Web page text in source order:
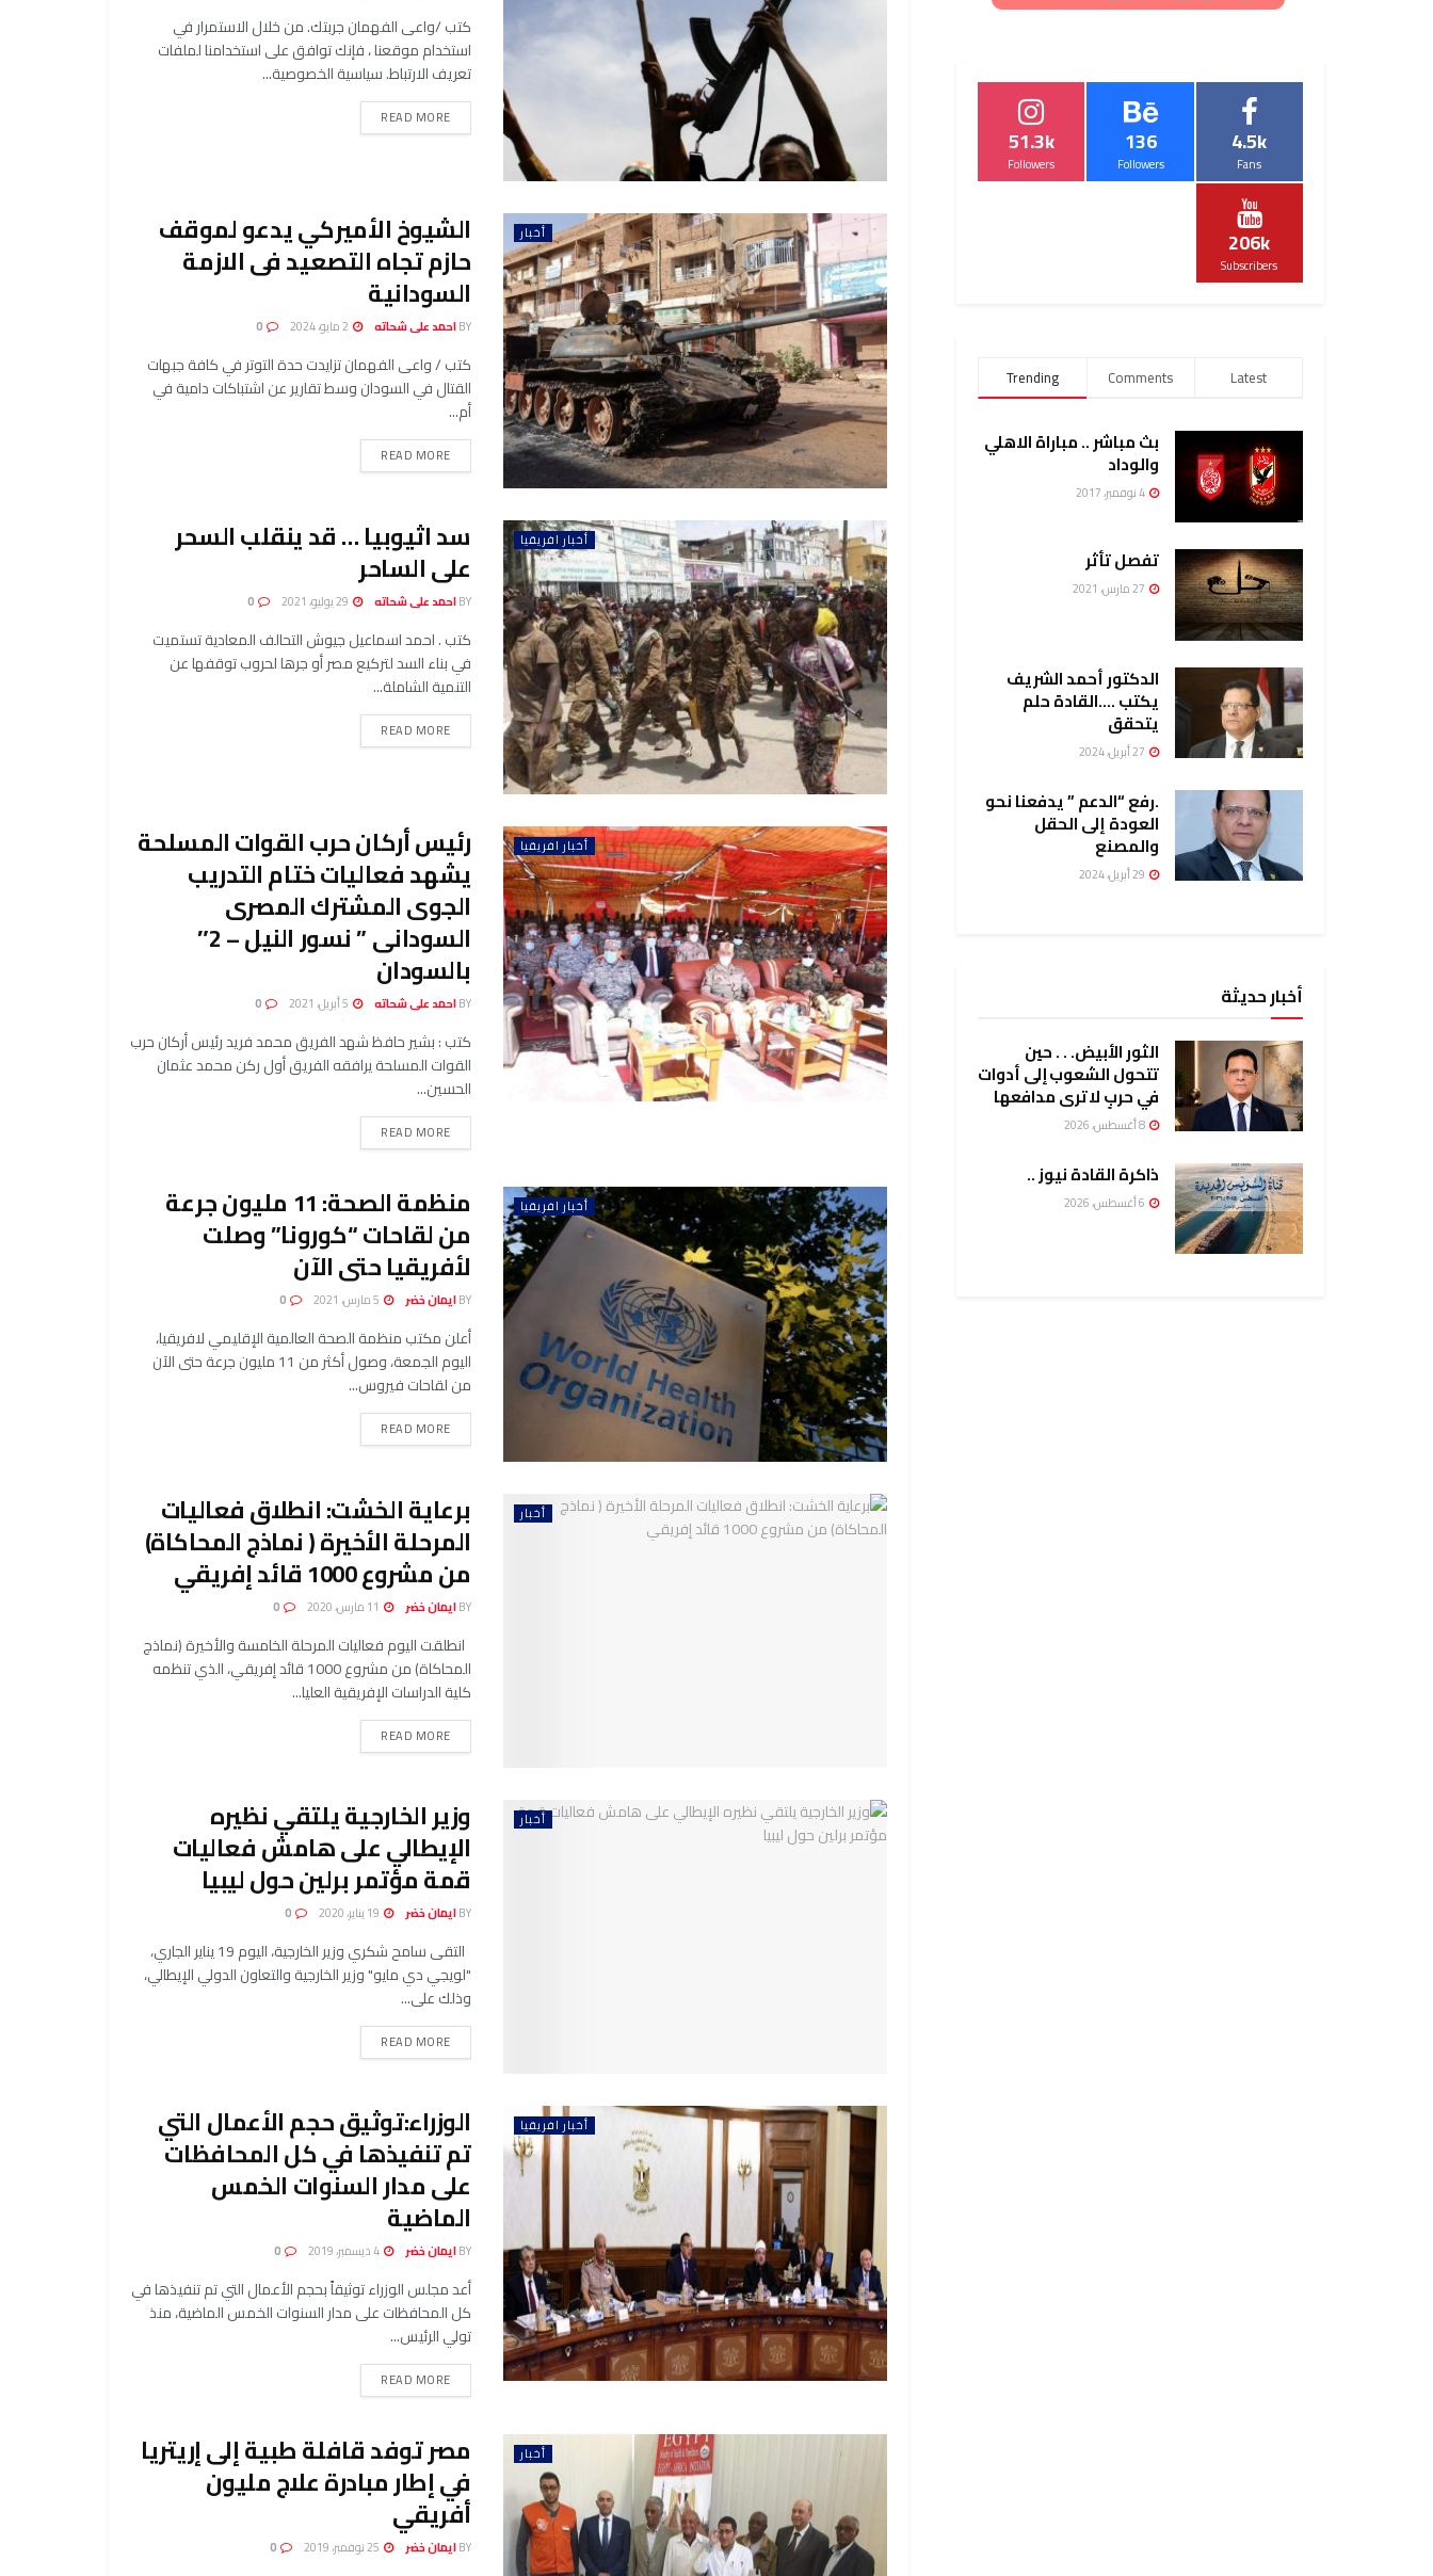
كتب /واعى الفهمان جربتك. من خلال الاستمرار في
استخدام موقعنا ، فإنك توافق على استخدامنا لملفات
تعريف الارتباط. سياسية الخصوصية...
READ MORE
أخبار الشيوخ الأميركي يدعو لموقف
حازم تجاه التصعيد فى الازمة
السودانية
BYاحمد على شحاته
كتب / واعى الفهمان تزايدت حدة التوتر في كافة جبهات
القتال في السودان وسط تقارير عن اشتباكات دامية في
أم...
READ MORE
أخبار افريقيا سد اثيوبيا … قد ينقلب السحر
على الساحر
BYاحمد على شحاته
كتب . احمد اسماعيل جيوش التحالف المعادية تستميت
في بناء السد لتركيع مصر أو جرها لحروب توقفها عن
التنمية الشاملة...
READ MORE
أخبار افريقيا رئيس أركان حرب القوات المسلحة
يشهد فعاليات ختام التدريب
الجوى المشترك المصرى
السودانى ” نسور النيل – 2″
بالسودان
BYاحمد على شحاته
كتب : بشير حافظ شهد الفريق محمد فريد رئيس أركان حرب
القوات المسلحة يرافقه الفريق أول ركن محمد عثمان
الحسين...
READ MORE
أخبار افريقيا منظمة الصحة: 11 مليون جرعة
من لقاحات “كورونا” وصلت
لأفريقيا حتى الآن
BYايمان خضر
أعلن مكتب منظمة الصحة العالمية الإقليمي لافريقيا،
اليوم الجمعة، وصول أكثر من 11 مليون جرعة حتى الآن
من لقاحات فيروس...
READ MORE
أخبار برعاية الخشت: انطلاق فعاليات
المرحلة الأخيرة ( نماذج المحاكاة)
من مشروع 1000 قائد إفريقي
BYايمان خضر
انطلقت اليوم فعاليات المرحلة الخامسة والأخيرة (نماذج
المحاكاة) من مشروع 1000 قائد إفريقي، الذي تنظمه
كلية الدراسات الإفريقية العليا...
READ MORE
أخبار وزير الخارجية يلتقي نظيره
الإيطالي على هامش فعاليات
قمة مؤتمر برلين حول ليبيا
BYايمان خضر
التقى سامح شكري وزير الخارجية، اليوم 19 يناير الجاري،
"لويجي دي مايو" وزير الخارجية والتعاون الدولي الإيطالي،
وذلك على...
READ MORE
أخبار افريقيا الوزراء:توثيق حجم الأعمال التي
تم تنفيذها في كل المحافظات
على مدار السنوات الخمس
الماضية
BYايمان خضر
أعد مجلس الوزراء توثيقاً بحجم الأعمال التي تم تنفيذها في
كل المحافظات على مدار السنوات الخمس الماضية، منذ
تولي الرئيس...
READ MORE
أخبار مصر توفد قافلة طبية إلى إريتريا
في إطار مبادرة علاج مليون
أفريقي
BYايمان خضر
4.5k
Fans
136
Followers
51.3k
Followers
206k
Subscribers
Trending Comments Latest
بث مباشر .. مباراة الاهلي
والوداد
تفصل تأثر
الدكتور أحمد الشريف
يكتب ….القادة حلم
يتحقق
.رفع “الدعم ” يدفعنا نحو
العودة إلى الحقل
والمصنع
أخبار حديثة
الثور الأبيض. . . حين
تتحول الشعوب إلى أدوات
في حربٍ لا ترى مدافعها
ذاكرة القادة نيوز ..